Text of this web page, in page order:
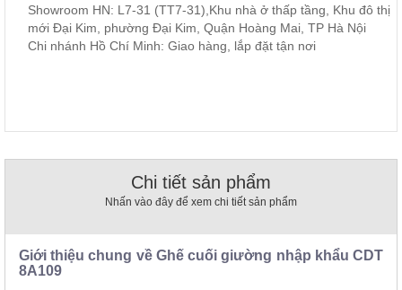
Trang
trang
Showroom HN: L7-31 (TT7-31),Khu nhà ở thấp tầng, Khu đô thị
mới Đại Kim, phường Đại Kim, Quận Hoàng Mai, TP Hà Nội
Chi nhánh Hồ Chí Minh: Giao hàng, lắp đặt tận nơi
Chi tiết sản phẩm
Nhấn vào đây để xem chi tiết sản phẩm
Giới thiệu chung về Ghế cuối giường nhập khẩu CDT
8A109